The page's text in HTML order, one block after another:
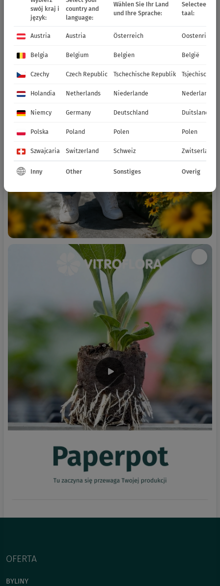
OFERTA
BYLINY
swój kraj i
język:
country and
language:
Wählen Sie Ihr Land
und Ihre Sprache:
Selecteer uw
taal:
Austria Austria Österreich Oostenrijk
Belgia Belgium Belgien België
Czechy Czech Republic Tschechische Republik Tsjechische
Holandia Netherlands Niederlande Nederland
Niemcy Germany Deutschland Duitsland
Polska Poland Polen Polen
Szwajcaria Switzerland Schweiz Zwitserland
Inny Other Sonstiges Overig